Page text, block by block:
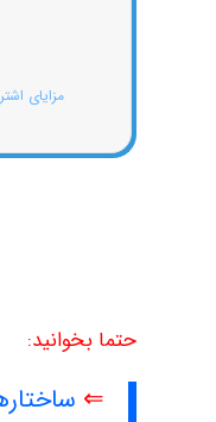
مزایای
حتما بخوانید:
⇐